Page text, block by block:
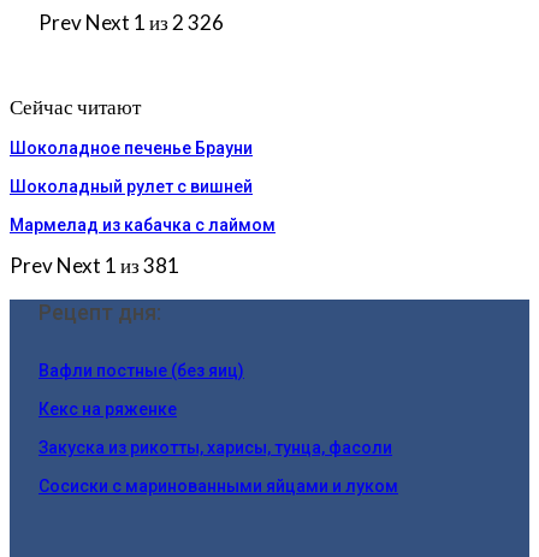
PrevNext 1 из 2 326
Сейчас читают
Шоколадное печенье Брауни
Шоколадный рулет с вишней
Мармелад из кабачка с лаймом
PrevNext 1 из 381
Рецепт дня:
Вафли постные (без яиц)
Кекс на ряженке
Закуска из рикотты, харисы, тунца, фасоли
Сосиски с маринованными яйцами и луком